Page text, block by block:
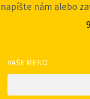
napíšte nám alebo
VAŠE MENO